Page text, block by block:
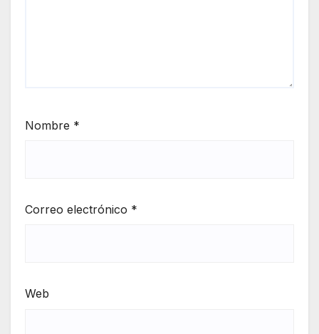
Nombre *
Correo electrónico *
Web